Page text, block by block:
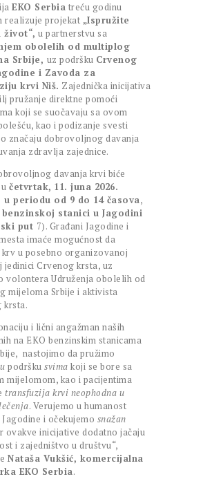
EKO Serbia treću godinu
realizuje projekat „Ispružite
život“, u partnerstvu sa
obolelih od multiplog
Srbije, uz podršku Crvenog
i Zavoda za
krvi Niš. Zajednička inicijativa
pružanje direktne pomoći
koji se suočavaju sa ovom
kao i podizanje svesti
značaju dobrovoljnog davanja
zdravlja zajednice.
davanja krvi biće
četvrtak, 11. juna 2026.
u periodu od 9 do 14 časova,
benzinskoj stanici u Jagodini
put 7). Građani Jagodine i
imaće mogućnost da
u posebno organizovanoj
jedinici Crvenog krsta, uz
volontera Udruženja obolelih od
mijeloma Srbije i aktivista
krsta.
i lični angažman naših
na EKO benzinskim stanicama
nastojimo da pružimo
podršku svima koji se bore sa
mijelomom, kao i pacijentima
transfuzija krvi neophodna u
. Verujemo u humanost
i očekujemo snažan
ovakve inicijative dodatno jačaju
i zajedništvo u društvu“,
Nataša Vukšić, komercijalna
EKO Serbia.